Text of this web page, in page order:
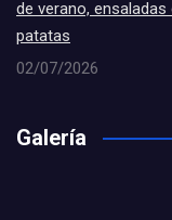
de verano,
patatas
02/07/2026
Galería